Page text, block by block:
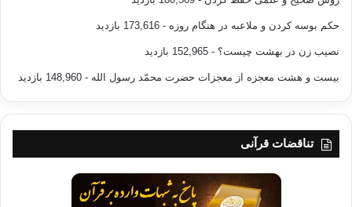
حکم بوسه کردن و ملاعبه در هنگام روزه - 173,616 بازدید
نصیب زن در بهشت چیست؟ - 152,965 بازدید
بیست و هشت معجزه از معجزات حضرت محمّد رسول الله - 148,960 بازدید
تناقضات قرآنی